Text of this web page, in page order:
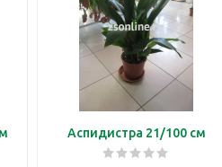
Аспидистра 21/100 см